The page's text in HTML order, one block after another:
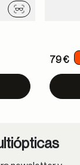
Probador
79 €